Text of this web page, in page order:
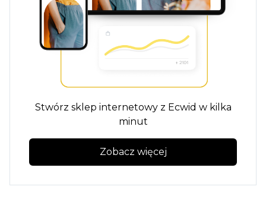
Stwórz sklep internetowy z Ecwid w kilka
minut
Zobacz więcej